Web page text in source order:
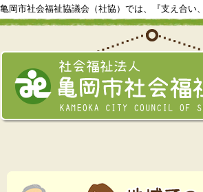
亀岡市社会福祉協議会（社協）では、『支え合